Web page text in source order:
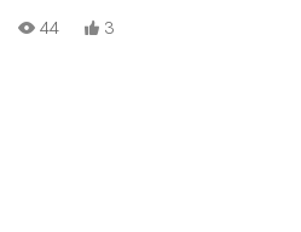
#PC/ABS
44 3